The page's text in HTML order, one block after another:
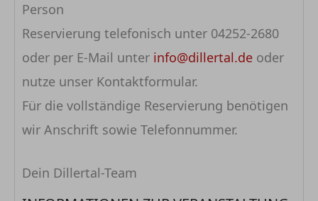
Person
Reservierung telefonisch unter 04252-2680
oder per E-Mail unter info@dillertal.de oder
nutze unser Kontaktformular.
Für die vollständige Reservierung benötigen
wir Anschrift sowie Telefonnummer.
Dein Dillertal-Team